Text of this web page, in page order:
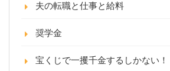
夫の転職と仕事と給料
奨学金
宝くじで一攫千金するしかない！